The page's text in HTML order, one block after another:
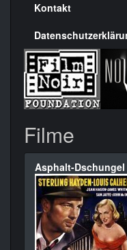
Kontakt
Filme
Asphalt-Dschungel